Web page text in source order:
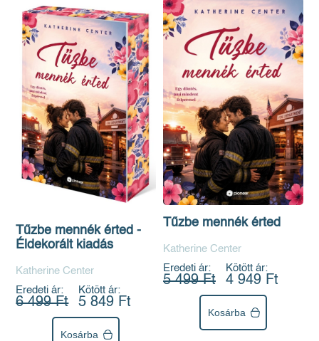
Tűzbe mennék érted -
Éldekorált kiadás
Katherine Center
Eredeti ár:
6 499 Ft
Kötött ár:
5 849 Ft
Kosárba
Tűzbe mennék érted
Katherine Center
Eredeti ár:
5 499 Ft
Kötött ár:
4 949 Ft
Kosárba